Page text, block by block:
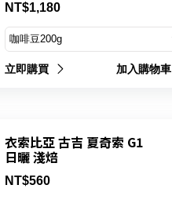
NT$1,180
立即購買 加入購物車
衣索比亞 古吉 夏奇索 G1
日曬 淺焙
NT$560